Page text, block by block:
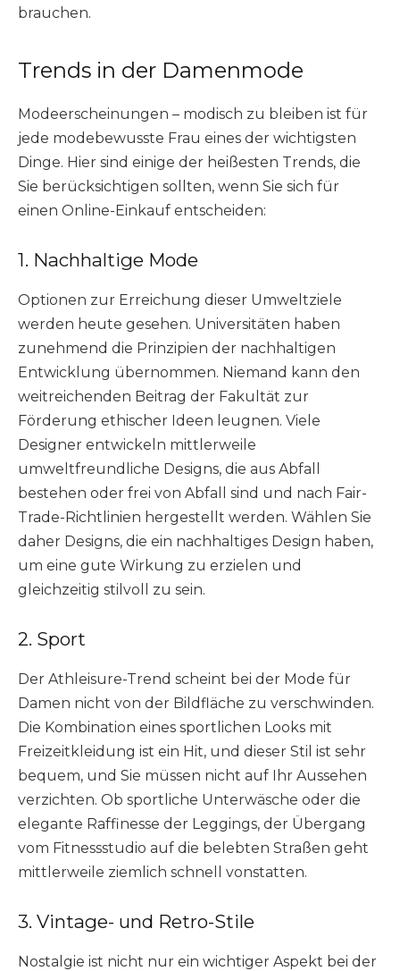
brauchen.
Trends in der Damenmode
Modeerscheinungen – modisch zu bleiben ist für
jede modebewusste Frau eines der wichtigsten
Dinge. Hier sind einige der heißesten Trends, die
Sie berücksichtigen sollten, wenn Sie sich für
einen Online-Einkauf entscheiden:
1. Nachhaltige Mode
Optionen zur Erreichung dieser Umweltziele
werden heute gesehen. Universitäten haben
zunehmend die Prinzipien der nachhaltigen
Entwicklung übernommen. Niemand kann den
weitreichenden Beitrag der Fakultät zur
Förderung ethischer Ideen leugnen. Viele
Designer entwickeln mittlerweile
umweltfreundliche Designs, die aus Abfall
bestehen oder frei von Abfall sind und nach Fair-
Trade-Richtlinien hergestellt werden. Wählen Sie
daher Designs, die ein nachhaltiges Design haben,
um eine gute Wirkung zu erzielen und
gleichzeitig stilvoll zu sein.
2. Sport
Der Athleisure-Trend scheint bei der Mode für
Damen nicht von der Bildfläche zu verschwinden.
Die Kombination eines sportlichen Looks mit
Freizeitkleidung ist ein Hit, und dieser Stil ist sehr
bequem, und Sie müssen nicht auf Ihr Aussehen
verzichten. Ob sportliche Unterwäsche oder die
elegante Raffinesse der Leggings, der Übergang
vom Fitnessstudio auf die belebten Straßen geht
mittlerweile ziemlich schnell vonstatten.
3. Vintage- und Retro-Stile
Nostalgie ist nicht nur ein wichtiger Aspekt bei der